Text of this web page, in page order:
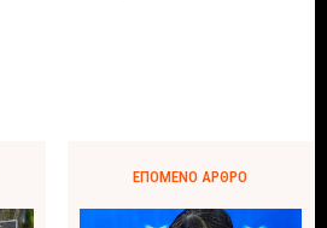
ΕΠΌΜΕΝΟ ΆΡΘΡΟ